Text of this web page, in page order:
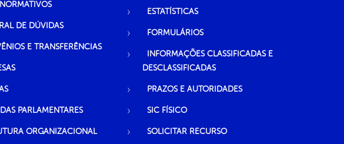
DE DÚVIDAS
E TRANSFERÊNCIAS
PARLAMENTARES
ORGANIZACIONAL
ESTATÍSTICAS
FORMULÁRIOS
INFORMAÇÕES CLASSIFICADAS E
DESCLASSIFICADAS
PRAZOS E AUTORIDADES
SIC FÍSICO
SOLICITAR RECURSO